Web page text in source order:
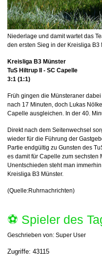
Niederlage und damit wartet das
den ersten Sieg in der Kreisliga B3
Kreisliga B3 Münster
TuS Hiltrup II - SC Capelle
3:1 (1:1)
Früh gingen die Münsteraner
nach 17 Minuten, doch Lukas
Capelle ausgleichen. In der 40.
Direkt nach dem Seitenwechsel
wieder für die Führung der
Partie endgültig zu Gunsten des
es damit für Capelle zum sechsten
Unentschieden steht man
Kreisliga B3 Münster.
(Quelle:Ruhrnachrichten)
⚽️ Spieler des
Geschrieben von: Super User
Zugriffe: 43115